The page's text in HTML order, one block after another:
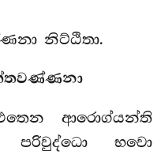
නිට්ඨිතා.
ආරොග්යන්ති
පරිවුද්ධො භවො